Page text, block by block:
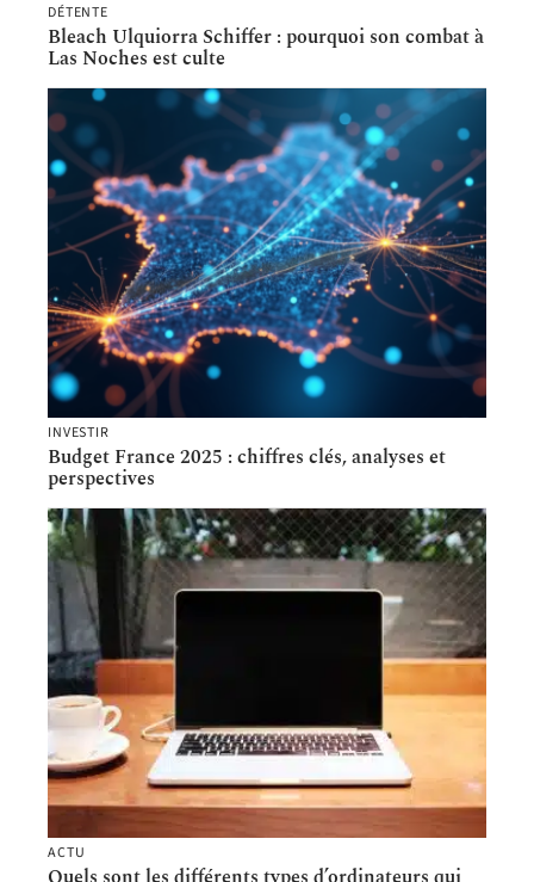
DÉTENTE
Bleach Ulquiorra Schiffer : pourquoi son combat à
Las Noches est culte
INVESTIR
Budget France 2025 : chiffres clés, analyses et
perspectives
ACTU